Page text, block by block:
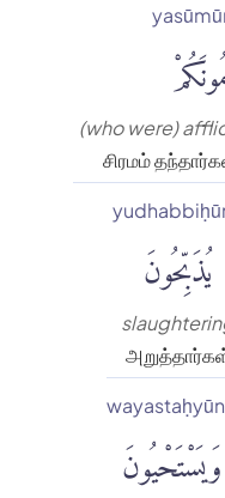
(who were)
சிரமம்
يُذَبِّحُونَ
وَيَسْتَحْيُونَ